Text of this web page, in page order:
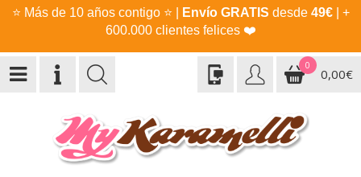
⭐ Más de 10 años contigo ⭐ Envío GRATIS desde 49€| +
600.000 clientes felices ❤️
0
0,00€